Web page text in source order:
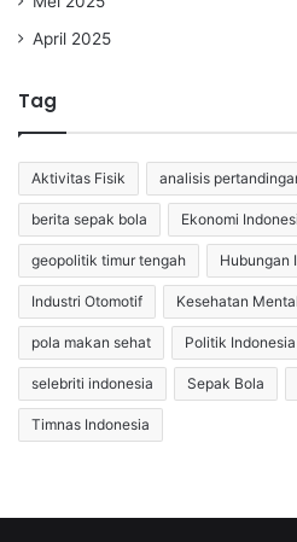
April 2025
Tag
Aktivitas Fisik analisis
berita sepak bola Ekonomi
geopolitik timur tengah Hubungan
Industri Otomotif Kesehatan Mental
pola makan sehat Politik Indonesia
selebriti indonesia Sepak Bola
Timnas Indonesia